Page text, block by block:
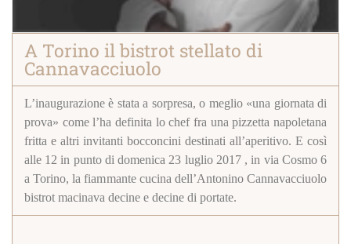
A Torino il bistrot stellato di
Cannavacciuolo
L’inaugurazione è stata a sorpresa, o meglio «una giornata di
prova» come l’ha definita lo chef fra una pizzetta napoletana
fritta e altri invitanti bocconcini destinati all’aperitivo. E così
alle 12 in punto di domenica 23 luglio 2017 , in via Cosmo 6
a Torino, la fiammante cucina dell’Antonino Cannavacciuolo
bistrot macinava decine e decine di portate.